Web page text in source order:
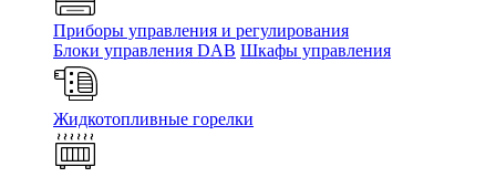
Приборы управления и регулирования
Блоки управления DAB Шкафы управления
Жидкотопливные горелки